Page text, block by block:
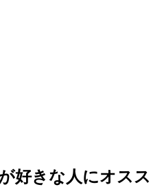
好きな人にオスス